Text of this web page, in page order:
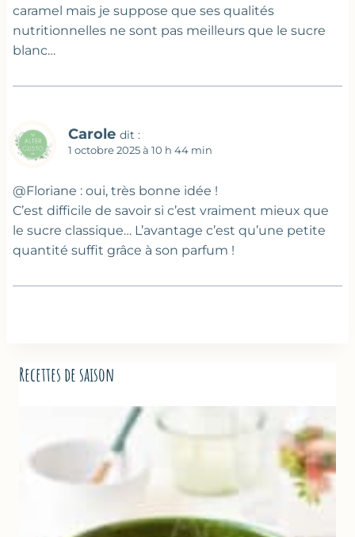
caramel mais je suppose que ses qualités
nutritionnelles ne sont pas meilleurs que le sucre
blanc…
Carole dit :
1 octobre 2025 à 10 h 44 min
@Floriane : oui, très bonne idée !
C’est difficile de savoir si c’est vraiment mieux que
le sucre classique… L’avantage c’est qu’une petite
quantité suffit grâce à son parfum !
Recettes de saison